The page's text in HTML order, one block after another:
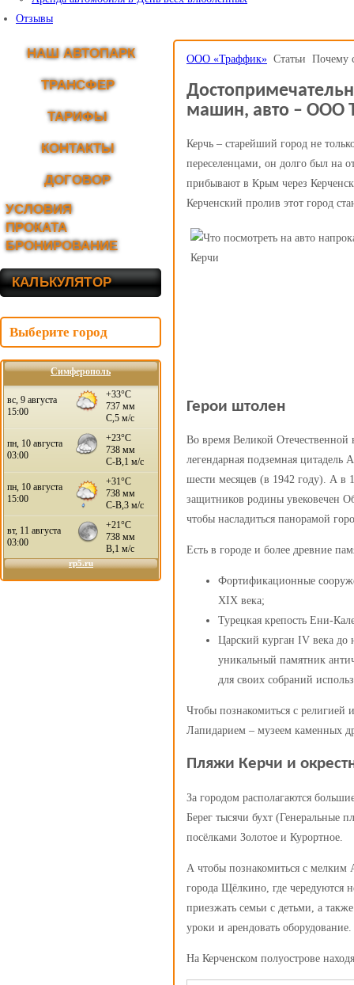
Отзывы
НАШ АВТОПАРК
ТРАНСФЕР
ТАРИФЫ
КОНТАКТЫ
ДОГОВОР
УСЛОВИЯ
ПРОКАТА
БРОНИРОВАНИЕ
КАЛЬКУЛЯТОР
Выберите город
Симферополь
ООО «Траффик» Статьи Почему
машин, авто – ООО
Керчь – старейший город не
переселенцами, он долго был на
прибывают в Крым через
Керченский пролив этот город
Герои штолен
Во время Великой
легендарная подземная
шести месяцев (в 1942 году). А в
защитников родины увековечен
чтобы насладиться панорамой
Есть в городе и более древние
Фортификационные
XIX века;
Турецкая крепость Ени-
Царский курган IV века
уникальный памятник
для своих собраний
Чтобы познакомиться с
Лапидарием – музеем каменных
Пляжи Керчи и
За городом располагаются
Берег тысячи бухт (Генеральные
посёлками Золотое и Курортное.
А чтобы познакомиться с мелким
города Щёлкино, где чередуются
приезжать семьи с детьми, а
уроки и арендовать оборудование.
На Керченском полуострове